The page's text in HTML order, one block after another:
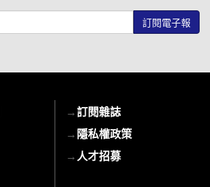
→訂閱雜誌
→隱私權政策
→人才招募